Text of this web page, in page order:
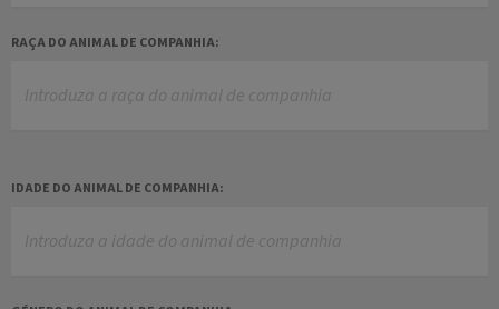
RAÇA DO ANIMAL DE COMPANHIA:
IDADE DO ANIMAL DE COMPANHIA: